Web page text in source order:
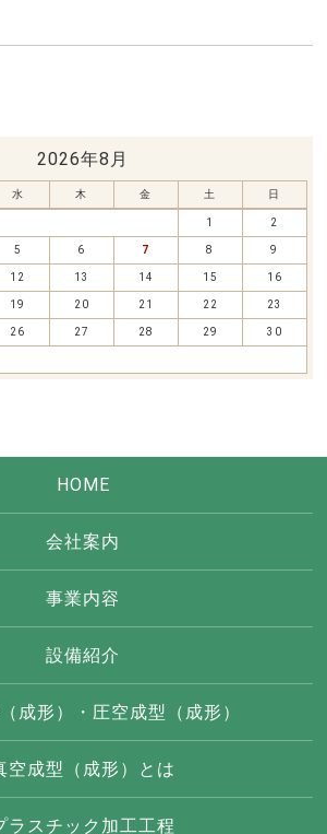
2026年8月
水 木 金 土 日
1 2
5 6 7 8 9
12 13 14 15 16
19 20 21 22 23
26 27 28 29 30
HOME
会社案内
事業内容
設備紹介
成形）・圧空成型（成形）
空成型（成形）とは
ラスチック加工工程